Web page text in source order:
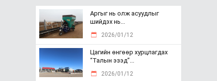
Аргыг нь олж асуудлыг
шийдэх нь...
2026/01/12
Цагийн өнгөөр хурцлагдах
“Талын эзэд”...
2026/01/12